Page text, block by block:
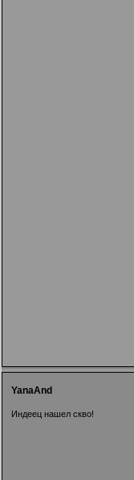
YanaAnd
Индеец нашел скво!